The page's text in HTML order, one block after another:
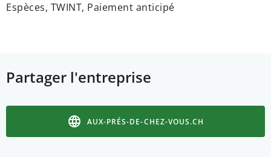
Espèces, TWINT, Paiement anticipé
Partager l'entreprise
AUX-PRÉS-DE-CHEZ-VOUS.CH